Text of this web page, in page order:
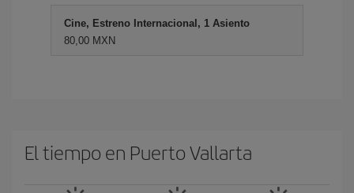
Cine, Estreno Internacional, 1 Asiento
80,00 MXN
El tiempo en Puerto Vallarta